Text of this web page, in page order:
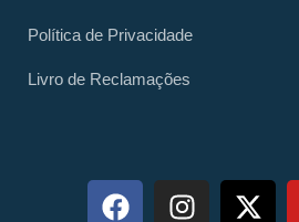
Política de Privacidade
Livro de Reclamações